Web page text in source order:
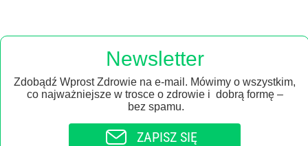
Newsletter
Zdobądź Wprost Zdrowie na e-mail. Mówimy o wszystkim,
co najważniejsze w trosce o zdrowie i dobrą formę –
bez spamu.
ZAPISZ SIĘ